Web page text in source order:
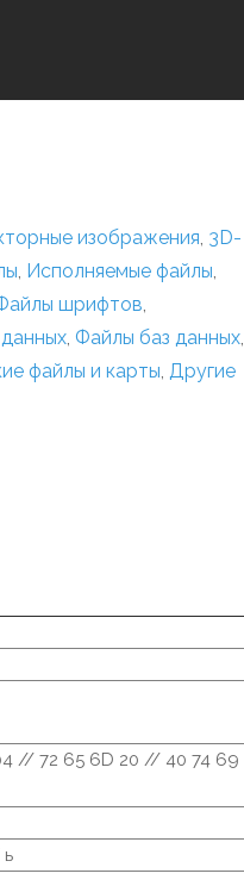
изображения, 3D-
, Исполняемые файлы,
шрифтов,
, Файлы баз данных,
файлы и карты, Другие
// 72 65 6D 20 // 40 74 69